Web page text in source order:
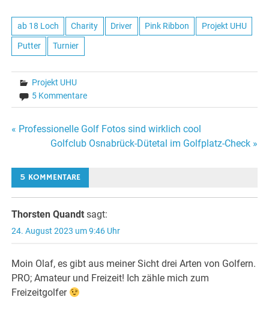
ab 18 Loch Charity Driver Pink Ribbon Projekt UHU
Putter Turnier
Projekt UHU
5 Kommentare
Beitragsnavigation
« Professionelle Golf Fotos sind wirklich cool
Golfclub Osnabrück-Dütetal im Golfplatz-Check »
5 KOMMENTARE
Thorsten Quandt sagt:
24. August 2023 um 9:46 Uhr
Moin Olaf, es gibt aus meiner Sicht drei Arten von Golfern.
PRO; Amateur und Freizeit! Ich zähle mich zum
Freizeitgolfer